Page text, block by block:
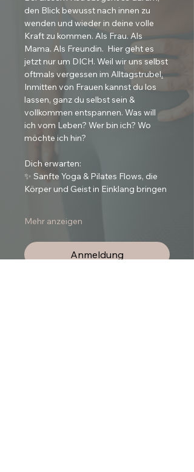
den Blick bewusst nach innen zu
wenden und wieder in deine volle
Kraft zu kommen. Als Frau. Als
Mama. Als Freundin.  Hier geht es
jetzt nur um DICH. Weil wir uns selbst
oftmals vergessen im Alltagstrubel.
Inmitten von Frauen kannst du los
lassen, ganz du selbst sein &
vollkommen entspannen. Was will
ich vom Leben? Wer bin ich? Wo
möchte ich hin?
Dich erwarten:
✨ Sanfte Yoga & Pilates Flows, die
Körper und Geist in Einklang bringen
Mehr anzeigen
Anmeldung